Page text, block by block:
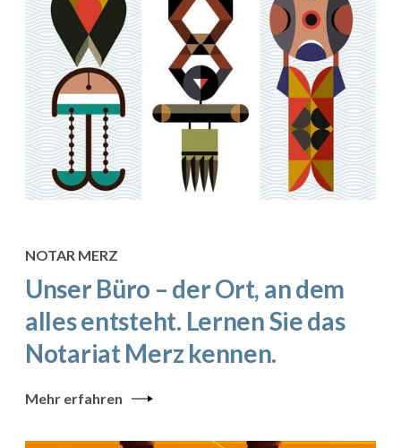
NOTAR MERZ
Unser Büro – der Ort, an dem
alles entsteht. Lernen Sie das
Notariat Merz kennen.
Mehr erfahren